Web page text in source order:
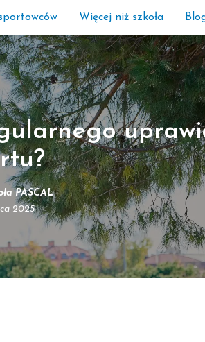
Więcej niż szkoła
PASCAL
2025